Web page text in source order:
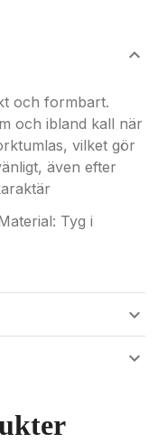
och formbart.
och ibland kall när
vilket gör
även efter
Tyg i